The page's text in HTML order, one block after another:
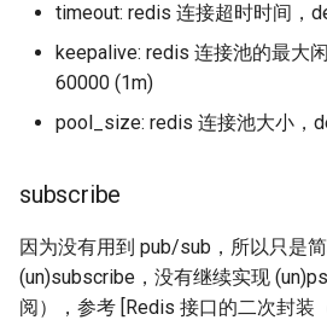
keyval
label
let
limit-traffic-rate
timeout: redis 连接超时时间，
keepalive: redis 连接池的最大
60000 (1m)
pool_size: redis 连接池大小，
subscribe
因为没有用到 pub/sub，所以只是
(un)subscribe，没有继续实现
阅），参考 [Redis 接口的二次封装